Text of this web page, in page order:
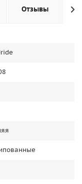
Отзывы